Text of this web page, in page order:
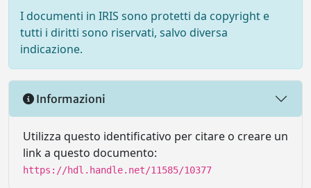
I documenti in IRIS sono protetti da copyright e
tutti i diritti sono riservati, salvo diversa
indicazione.
Informazioni
Utilizza questo identificativo per citare o creare un
link a questo documento:
https://hdl.handle.net/11585/10377